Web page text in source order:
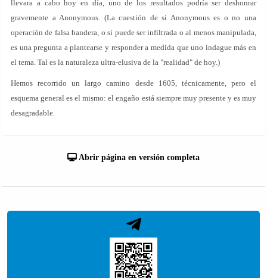
llevara a cabo hoy en día, uno de los resultados podría ser deshonrar
gravemente a Anonymous. (La cuestión de si Anonymous es o no una
operación de falsa bandera, o si puede ser infiltrada o al menos manipulada,
es una pregunta a plantearse y responder a medida que uno indague más en
el tema. Tal es la naturaleza ultra-elusiva de la "realidad" de hoy.)
Hemos recorrido un largo camino desde 1605, técnicamente, pero el
esquema general es el mismo: el engaño está siempre muy presente y es muy
desagradable.
Abrir página en versión completa